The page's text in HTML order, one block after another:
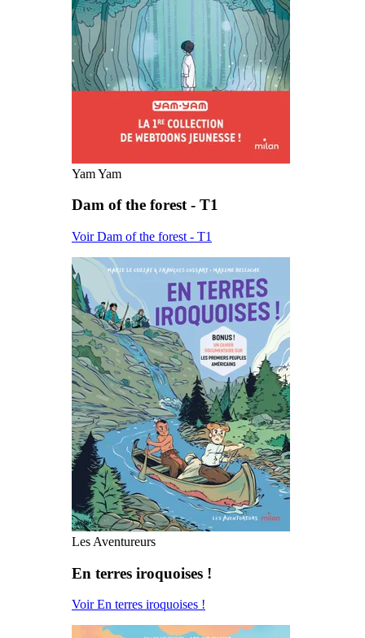
Yam Yam
Dam of the forest - T1
Voir Dam of the forest - T1
Les Aventureurs
En terres iroquoises !
Voir En terres iroquoises !